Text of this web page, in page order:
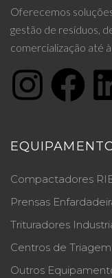
Oferecemos
gestão de resíduos,
comercialização até
Compactadores
Prensas
Trituradores
Centros de Triagem
Outros